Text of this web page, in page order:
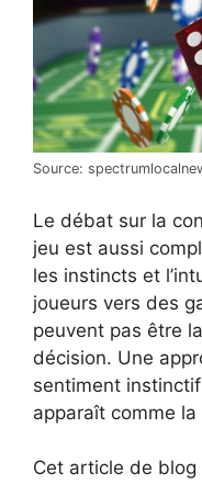
Source:
Le débat sur la
jeu est aussi
les instincts et
joueurs vers des
peuvent pas être
décision. Une
sentiment
apparaît comme
Cet article de